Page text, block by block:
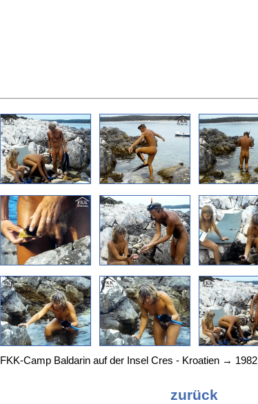
FKK-Camp Baldarin auf der Insel Cres - Kroatien → 1982
zurück